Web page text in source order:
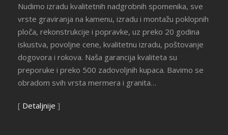
Nudimo izradu kvalitetnih nadgrobnih spomenika, sve
vrste graviranja na kamenu, izradu i montažu poklopnih
ploča, rekonstrukcije i popravke, uz preko 20 godina
iskustva, povoljne cene, kvalitetnu izradu, poštovanje
dogovora i rokova. Naša garancija kvaliteta su
preporuke i preko 500 zadovoljnih kupaca. Bavimo se
obradom svih vrsta mermera i granita…
[ Detaljnije ]